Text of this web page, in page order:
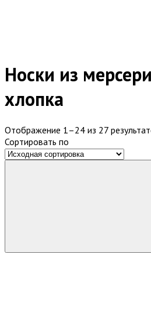
Носки из
хлопка
Отображение 1–24 из 27
Сортировать по